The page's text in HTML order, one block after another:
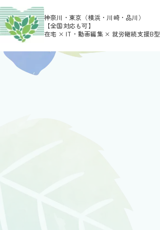
神奈川・東京（横浜・川崎・品川）
【全国対応も可】
在宅 × IT・動画編集 × 就労継続支援B型
HOME > 5月 2026